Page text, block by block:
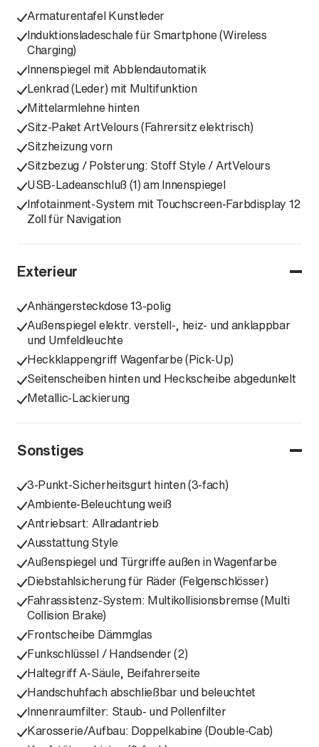
Armaturentafel Kunstleder
Induktionsladeschale für Smartphone (Wireless
Charging)
Innenspiegel mit Abblendautomatik
Lenkrad (Leder) mit Multifunktion
Mittelarmlehne hinten
Sitz-Paket ArtVelours (Fahrersitz elektrisch)
Sitzheizung vorn
Sitzbezug / Polsterung: Stoff Style / ArtVelours
USB-Ladeanschluß (1) am Innenspiegel
Infotainment-System mit Touchscreen-Farbdisplay 12
Zoll für Navigation
Exterieur
Anhängersteckdose 13-polig
Außenspiegel elektr. verstell-, heiz- und anklappbar
und Umfeldleuchte
Heckklappengriff Wagenfarbe (Pick-Up)
Seitenscheiben hinten und Heckscheibe abgedunkelt
Metallic-Lackierung
Sonstiges
3-Punkt-Sicherheitsgurt hinten (3-fach)
Ambiente-Beleuchtung weiß
Antriebsart: Allradantrieb
Ausstattung Style
Außenspiegel und Türgriffe außen in Wagenfarbe
Diebstahlsicherung für Räder (Felgenschlösser)
Fahrassistenz-System: Multikollisionsbremse (Multi
Collision Brake)
Frontscheibe Dämmglas
Funkschlüssel / Handsender (2)
Haltegriff A-Säule, Beifahrerseite
Handschuhfach abschließbar und beleuchtet
Innenraumfilter: Staub- und Pollenfilter
Karosserie/Aufbau: Doppelkabine (Double-Cab)